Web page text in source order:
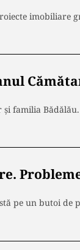
imobiliare
familia
pe un butoi